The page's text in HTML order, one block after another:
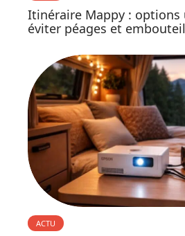
Itinéraire Mappy :
éviter péages et
ACTU